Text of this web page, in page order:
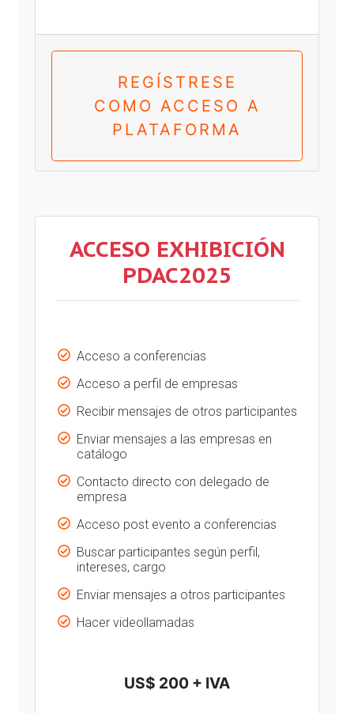
REGÍSTRESE
COMO ACCESO A
PLATAFORMA
ACCESO EXHIBICIÓN
PDAC2025
Acceso a conferencias
Acceso a perfil de empresas
Recibir mensajes de otros participantes
Enviar mensajes a las empresas en
catálogo
Contacto directo con delegado de
empresa
Acceso post evento a conferencias
Buscar participantes según perfil,
intereses, cargo
Enviar mensajes a otros participantes
Hacer videollamadas
US$ 200 + IVA